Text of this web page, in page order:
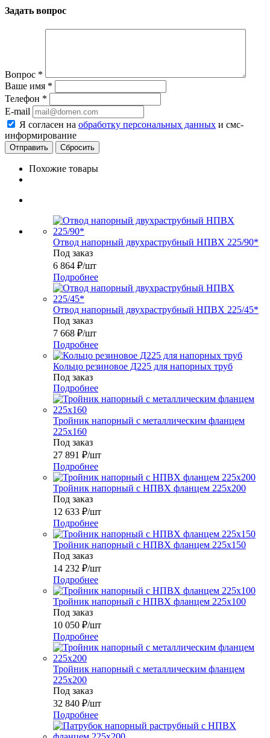
Задать вопрос
Вопрос *
Ваше имя *
Телефон *
E-mail
Я согласен на обработку персональных данных и смс-
информирование
Сбросить
Похожие товары
Отвод напорный двухраструбный НПВХ 225/90*
Под заказ
6 864 ₽/шт
Подробнее
Отвод напорный двухраструбный НПВХ 225/45*
Под заказ
7 668 ₽/шт
Подробнее
Кольцо резиновое Д225 для напорных труб
Под заказ
Подробнее
Тройник напорный с металлическим фланцем
225x160
Под заказ
27 891 ₽/шт
Подробнее
Тройник напорный с НПВХ фланцем 225x200
Под заказ
12 633 ₽/шт
Подробнее
Тройник напорный с НПВХ фланцем 225x150
Под заказ
14 232 ₽/шт
Подробнее
Тройник напорный с НПВХ фланцем 225x100
Под заказ
10 050 ₽/шт
Подробнее
Тройник напорный с металлическим фланцем
225x200
Под заказ
32 840 ₽/шт
Подробнее